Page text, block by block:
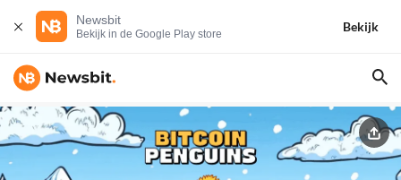
Newsbit
Bekijk in de Google Play store
Bekijk